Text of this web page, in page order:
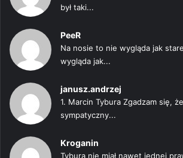
był taki...
PeeR
Na nosie to nie wygląda jak
wygląda jak...
janusz.andrzej
1. Marcin Tybura Zgadzam się,
sympatyczny...
Kroganin
Tybura nie miał nawet jednej